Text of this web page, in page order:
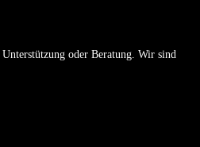
oder Beratung. Wir sind